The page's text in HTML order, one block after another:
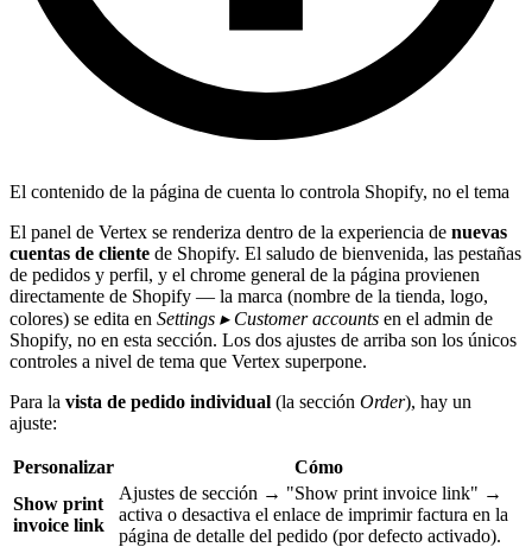
El contenido de la página de cuenta lo controla Shopify, no el tema
El panel de Vertex se renderiza dentro de la experiencia de nuevas
cuentas de cliente de Shopify. El saludo de bienvenida, las pestañas
de pedidos y perfil, y el chrome general de la página provienen
directamente de Shopify — la marca (nombre de la tienda, logo,
colores) se edita en Settings ▸ Customer accounts en el admin de
Shopify, no en esta sección. Los dos ajustes de arriba son los únicos
controles a nivel de tema que Vertex superpone.
Para la vista de pedido individual (la sección Order), hay un
ajuste:
Personalizar
Cómo
Show print
invoice link
Ajustes de sección → "Show print invoice link" →
activa o desactiva el enlace de imprimir factura en la
página de detalle del pedido (por defecto activado).